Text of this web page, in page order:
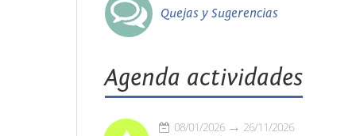
Quejas y Sugerencias
Agenda actividades
08/01/2026 26/11/2026